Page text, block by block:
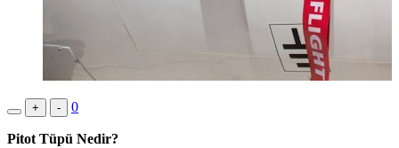
+ - 0
Pitot Tüpü Nedir?